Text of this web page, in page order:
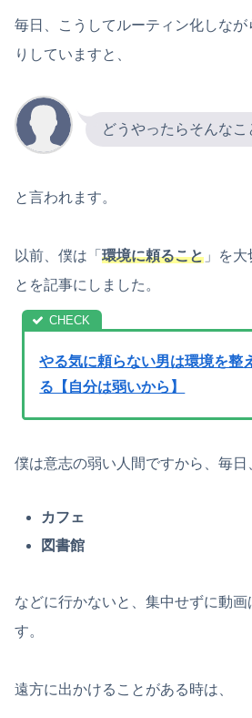
毎日、こうしてルーティン化しな
りしていますと、
どうやったらそんなこ
と言われます。
以前、僕は「 環境に頼ること 」を
とを記事にしました。
やる気に頼らない男は環境を整
る【自分は弱いから】
僕は意志の弱い人間ですから、毎日
カフェ
図書館
などに行かないと、集中せずに動画
す。
遠方に出かけることがある時は、